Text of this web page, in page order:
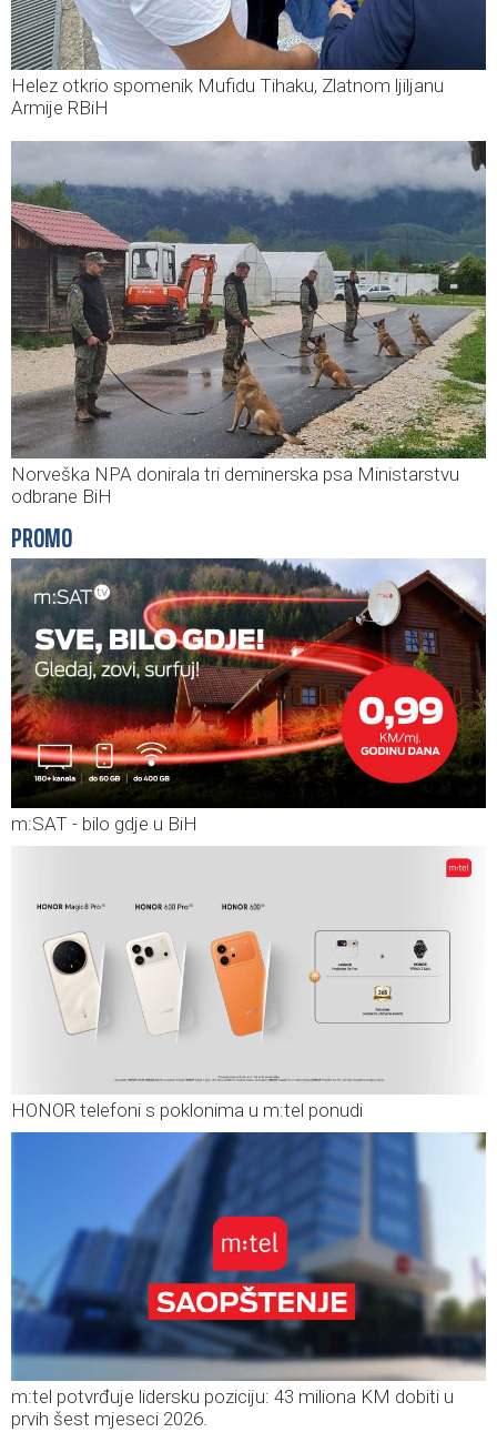
Helez otkrio spomenik Mufidu Tihaku, Zlatnom ljiljanu
Armije RBiH
Norveška NPA donirala tri deminerska psa Ministarstvu
odbrane BiH
PROMO
m:SAT - bilo gdje u BiH
HONOR telefoni s poklonima u m:tel ponudi
m:tel potvrđuje lidersku poziciju: 43 miliona KM dobiti u
prvih šest mjeseci 2026.